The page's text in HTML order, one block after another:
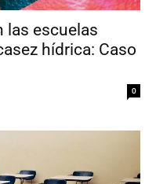
las escuelas
hídrica: Caso
0